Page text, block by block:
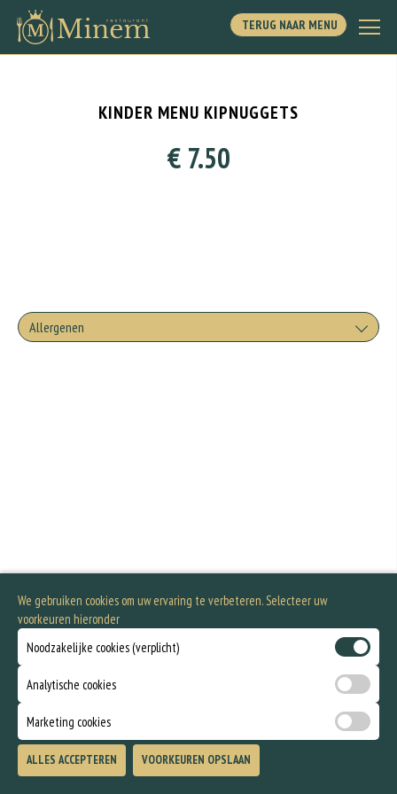
TERUG NAAR MENU
KINDER MENU KIPNUGGETS
€ 7.50
Allergenen
We gebruiken cookies om uw ervaring te verbeteren. Selecteer uw
voorkeuren hieronder
Noodzakelijke cookies (verplicht)
Analytische cookies
Marketing cookies
ALLES ACCEPTEREN VOORKEUREN OPSLAAN